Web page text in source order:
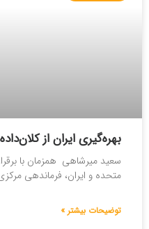
بهره‌گیری ایران از
سعید میرشاهی همزمان با
متحده و ایران، فرماندهی
توضیحات بیشتر »